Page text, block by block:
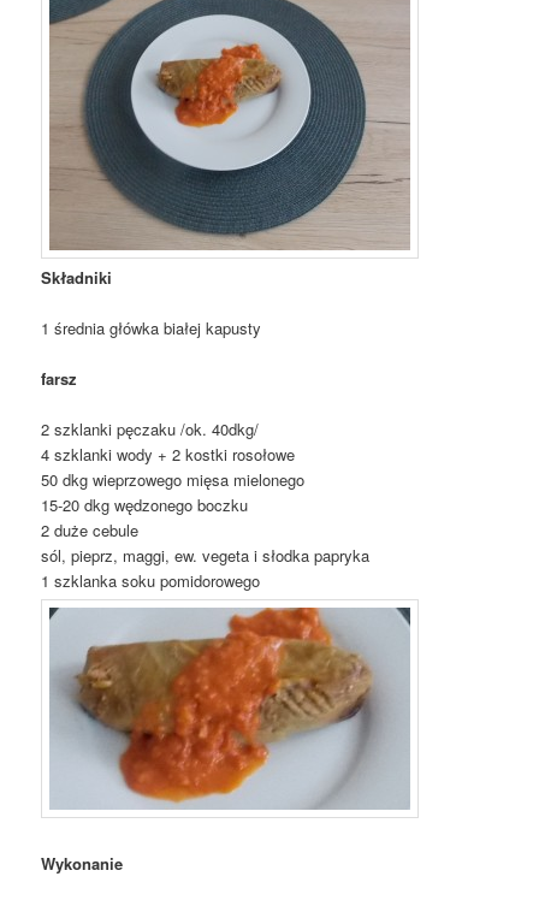
Składniki
1 średnia główka białej kapusty
farsz
2 szklanki pęczaku /ok. 40dkg/
4 szklanki wody + 2 kostki rosołowe
50 dkg wieprzowego mięsa mielonego
15-20 dkg wędzonego boczku
2 duże cebule
sól, pieprz, maggi, ew. vegeta i słodka papryka
1 szklanka soku pomidorowego
Wykonanie